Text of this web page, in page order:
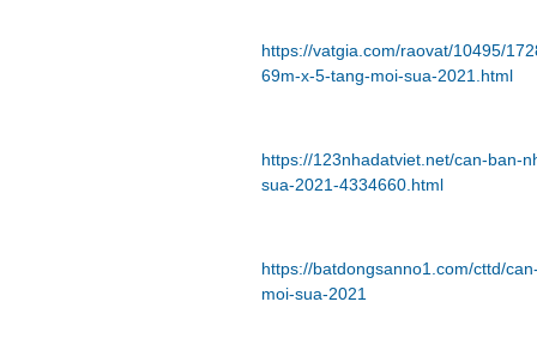
https://vatgia.com/raovat/10495/
69m-x-5-tang-moi-sua-2021.html
https://123nhadatviet.net/can-ban-
sua-2021-4334660.html
https://batdongsanno1.com/cttd/
moi-sua-2021